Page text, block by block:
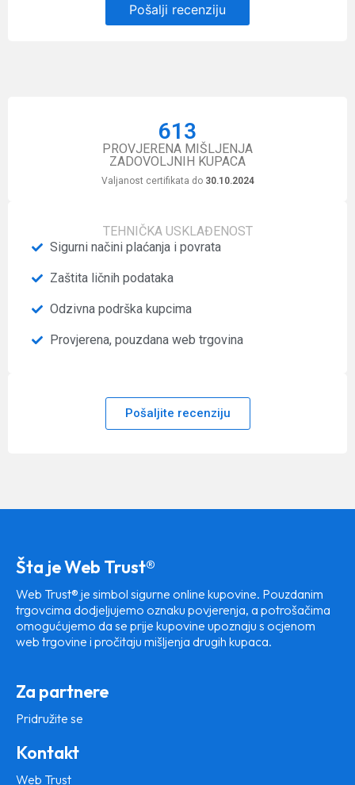
Pošalji recenziju
613
PROVJERENA MIŠLJENJA
ZADOVOLJNIH KUPACA
Valjanost certifikata do 30.10.2024
TEHNIČKA USKLAĐENOST
Sigurni načini plaćanja i povrata
Zaštita ličnih podataka
Odzivna podrška kupcima
Provjerena, pouzdana web trgovina
Pošaljite recenziju
Šta je Web Trust®
Web Trust® je simbol sigurne online kupovine. Pouzdanim
trgovcima dodjeljujemo oznaku povjerenja, a potrošačima
omogućujemo da se prije kupovine upoznaju s ocjenom
web trgovine i pročitaju mišljenja drugih kupaca.
Za partnere
Pridružite se
Kontakt
Web Trust